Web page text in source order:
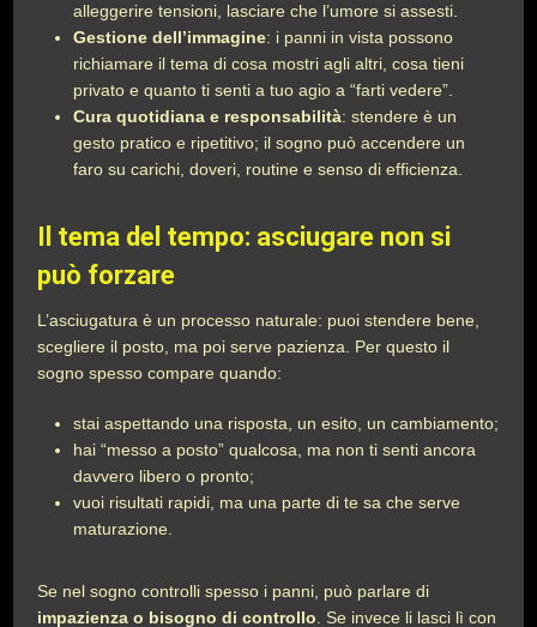
alleggerire tensioni, lasciare che l’umore si assesti.
Gestione dell’immagine: i panni in vista possono
richiamare il tema di cosa mostri agli altri, cosa tieni
privato e quanto ti senti a tuo agio a “farti vedere”.
Cura quotidiana e responsabilità: stendere è un
gesto pratico e ripetitivo; il sogno può accendere un
faro su carichi, doveri, routine e senso di efficienza.
Il tema del tempo: asciugare non si
può forzare
L’asciugatura è un processo naturale: puoi stendere bene,
scegliere il posto, ma poi serve pazienza. Per questo il
sogno spesso compare quando:
stai aspettando una risposta, un esito, un cambiamento;
hai “messo a posto” qualcosa, ma non ti senti ancora
davvero libero o pronto;
vuoi risultati rapidi, ma una parte di te sa che serve
maturazione.
Se nel sogno controlli spesso i panni, può parlare di
impazienza o bisogno di controllo . Se invece li lasci lì con